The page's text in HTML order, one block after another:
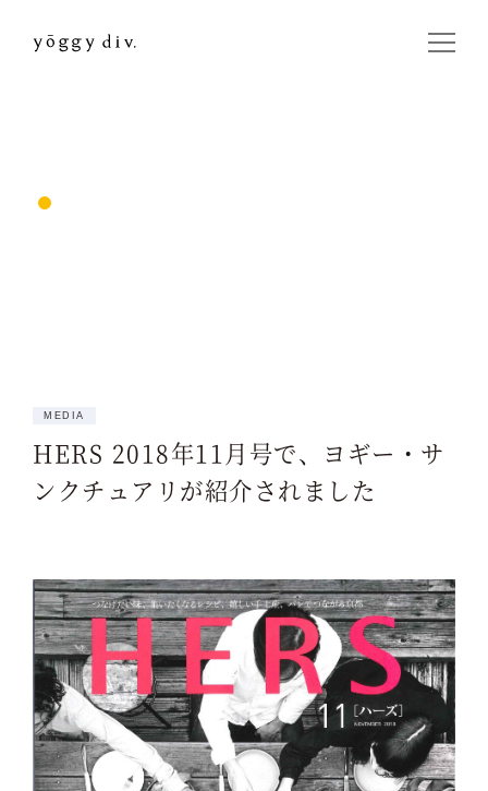
MEDIA
HERS 2018年11月号で、ヨギー・サ
ンクチュアリが紹介されました